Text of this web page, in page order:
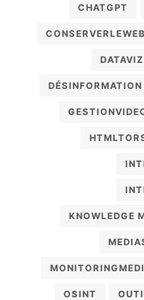
CHATGPT
CONSERVERLEWEB
DATAVIZ
DÉSINFORMATION
KNOWLEDGE
OSINT